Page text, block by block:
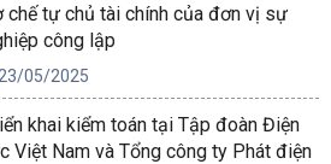
chế tự chủ tài chính của đơn vị sự
công lập
05/2025
khai kiểm toán tại Tập đoàn Điện
Việt Nam và Tổng công ty Phát điện